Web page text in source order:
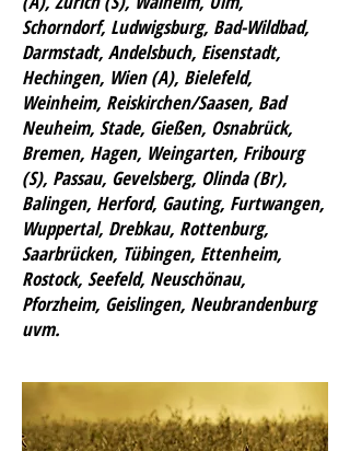
Schorndorf, Ludwigsburg, Bad-Wildbad,
Darmstadt, Andelsbuch, Eisenstadt,
Hechingen, Wien (A), Bielefeld,
Weinheim, Reiskirchen/Saasen, Bad
Neuheim, Stade, Gießen, Osnabrück,
Bremen, Hagen, Weingarten, Fribourg
(S), Passau, Gevelsberg, Olinda (Br),
Balingen, Herford, Gauting, Furtwangen,
Wuppertal, Drebkau, Rottenburg,
Saarbrücken, Tübingen, Ettenheim,
Rostock, Seefeld, Neuschönau,
Pforzheim, Geislingen, Neubrandenburg
uvm.